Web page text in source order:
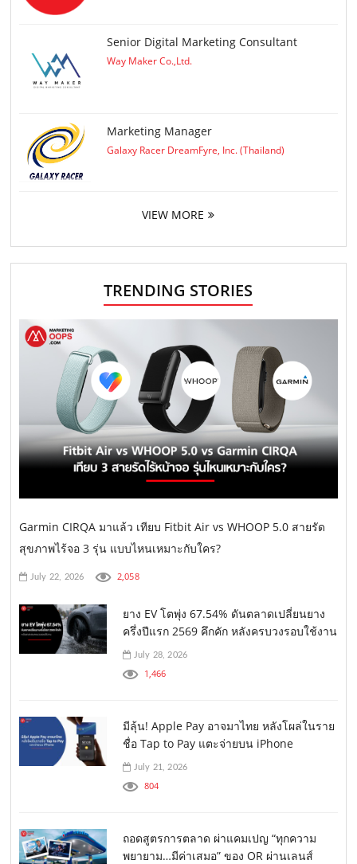
Senior Digital Marketing Consultant
Way Maker Co.,Ltd.
Marketing Manager
Galaxy Racer DreamFyre, Inc. (Thailand)
VIEW MORE
TRENDING STORIES
Garmin CIRQA มาแล้ว เทียบ Fitbit Air vs WHOOP 5.0 สายรัด
สุขภาพไร้จอ 3 รุ่น แบบไหนเหมาะกับใคร?
July 22, 2026 2,058
ยาง EV โตพุ่ง 67.54% ดันตลาดเปลี่ยนยาง
ครึ่งปีแรก 2569 คึกคัก หลังครบวงรอบใช้งาน
July 28, 2026
1,466
มีลุ้น! Apple Pay อาจมาไทย หลังโผล่ในราย
ชื่อ Tap to Pay แตะจ่ายบน iPhone
July 21, 2026
804
ถอดสูตรการตลาด ผ่าแคมเปญ “ทุกความ
พยายาม…มีค่าเสมอ” ของ OR ผ่านเลนส์